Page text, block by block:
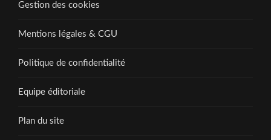
Gestion des cookies
Mentions légales & CGU
Politique de confidentialité
Equipe éditoriale
Plan du site